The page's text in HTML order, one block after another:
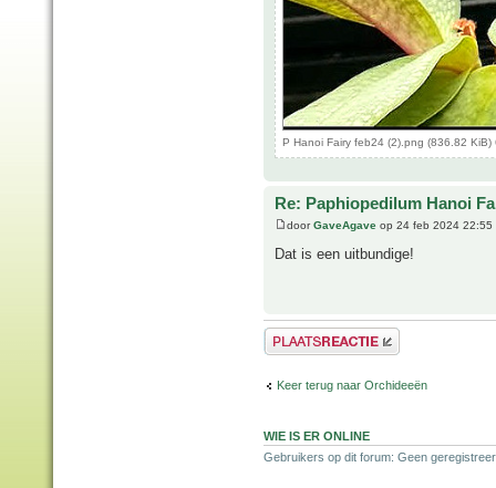
P Hanoi Fairy feb24 (2).png (836.82
Re: Paphiopedilum Hanoi
doorGaveAgave op 24 feb 2024 22:55
Dat is een uitbundige!
Plaats een reactie
Keer terug naar Orchideeën
WIE IS ER ONLINE
Gebruikers op dit forum: Geen